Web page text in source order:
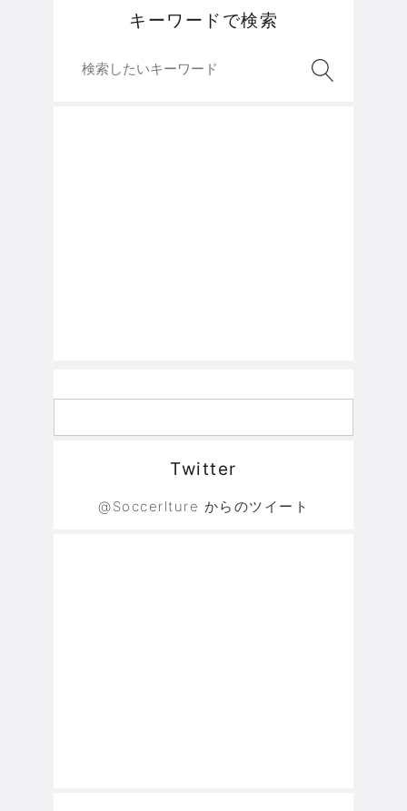
キーワードで検索
Twitter
@Soccerlture からのツイート